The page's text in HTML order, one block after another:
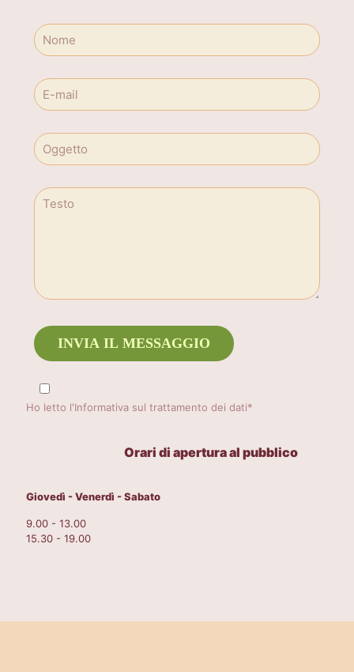
Ho letto l'Informativa sul trattamento dei dati*
Orari di apertura al pubblico
Giovedì - Venerdì - Sabato
9.00 - 13.00
15.30 - 19.00